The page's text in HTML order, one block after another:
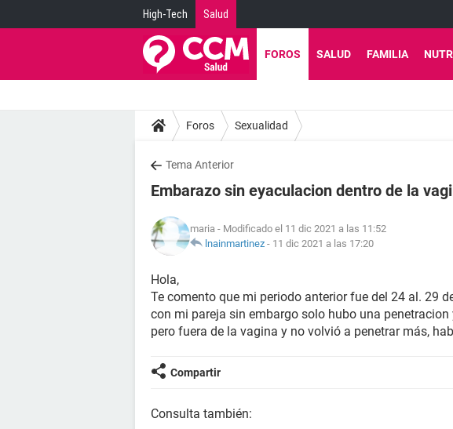
High-Tech Salud
FOROS SALUD FAMILIA
Foros Sexualidad
Tema Anterior
Embarazo sin eyaculacion dentro de la
maria - Modificado el 11 dic 2021 a las 11:52
lnainmartinez - 11 dic 2021 a las 17:20
Hola,
Te comento que mi periodo anterior fue del 24 al. 29
con mi pareja sin embargo solo hubo una
pero fuera de la vagina y no volvió a penetrar más,
Compartir
Consulta también: